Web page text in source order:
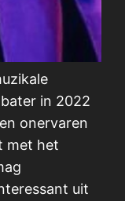
in 2022
onervaren
met het
uit